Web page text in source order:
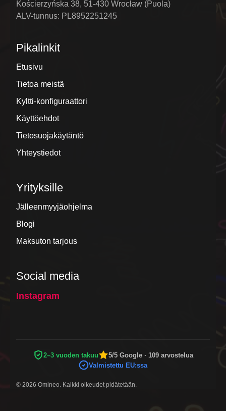
Kościerzyńska 38, 51-430 Wrocław (Puola)
ALV-tunnus: PL8952251245
Pikalinkit
Etusivu
Tietoa meistä
Kyltti-konfiguraattori
Käyttöehdot
Tietosuojakäytäntö
Yhteystiedot
Yrityksille
Jälleenmyyjäohjelma
Blogi
Maksuton tarjous
Social media
Instagram
2–3 vuoden takuu
5/5 Google · 109 arvostelua
Valmistettu EU:ssa
© 2026 Omineo. Kaikki oikeudet pidätetään.